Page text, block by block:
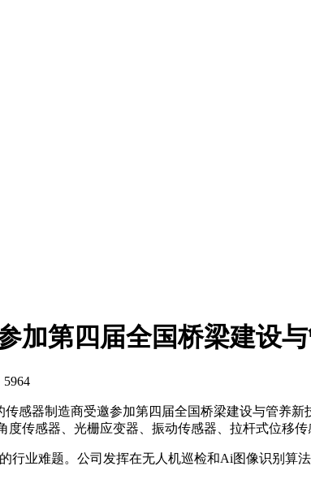
加第四届全国桥梁建设
5964
器制造商受邀参加第四届全国桥梁建设与管养新
度传感器、光栅应变器、振动传感器、拉杆式位移
难题。公司发挥在无人机巡检和Ai图像识别算法